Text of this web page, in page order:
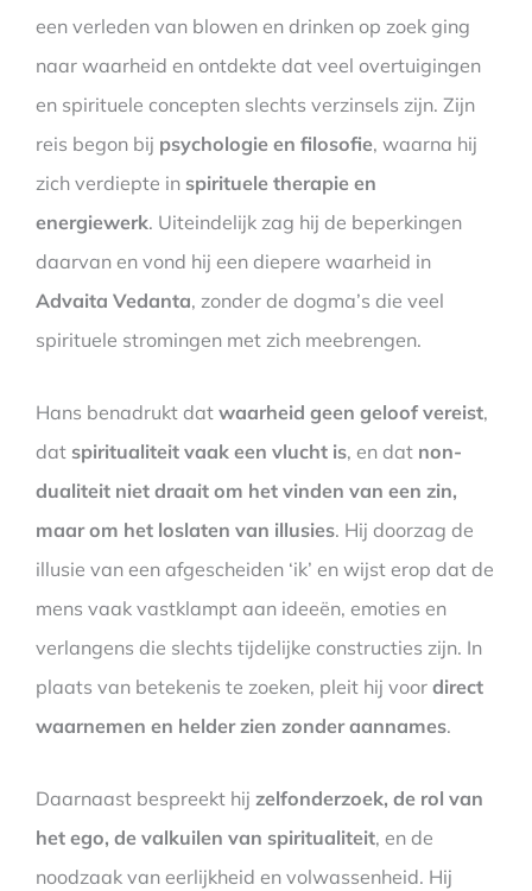
een verleden van blowen en drinken op zoek ging
naar waarheid en ontdekte dat veel overtuigingen
en spirituele concepten slechts verzinsels zijn. Zijn
reis begon bij psychologie en filosofie, waarna hij
zich verdiepte in spirituele therapie en
energiewerk. Uiteindelijk zag hij de beperkingen
daarvan en vond hij een diepere waarheid in
Advaita Vedanta, zonder de dogma’s die veel
spirituele stromingen met zich meebrengen.
Hans benadrukt dat waarheid geen geloof vereist,
dat spiritualiteit vaak een vlucht is, en dat non-
dualiteit niet draait om het vinden van een zin,
maar om het loslaten van illusies. Hij doorzag de
illusie van een afgescheiden ‘ik’ en wijst erop dat de
mens vaak vastklampt aan ideeën, emoties en
verlangens die slechts tijdelijke constructies zijn. In
plaats van betekenis te zoeken, pleit hij voor direct
waarnemen en helder zien zonder aannames.
Daarnaast bespreekt hij zelfonderzoek, de rol van
het ego, de valkuilen van spiritualiteit, en de
noodzaak van eerlijkheid en volwassenheid. Hij